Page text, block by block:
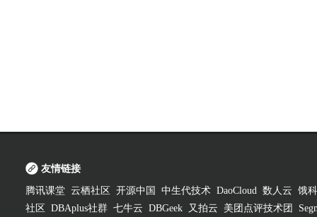
友情链接
腾讯课堂 云栖社区 开源中国 中生代技术 DaoCloud 数人云 饿
社区
DBAplus社群 七牛云 DBGeek 又拍云 美团点评技术团